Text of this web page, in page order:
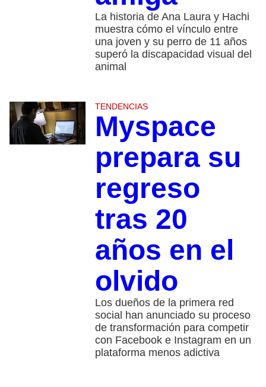
La historia de Ana Laura y Hachi
muestra cómo el vínculo entre
una joven y su perro de 11 años
superó la discapacidad visual del
animal
TENDENCIAS
Myspace
prepara su
regreso
tras 20
años en el
olvido
Los dueños de la primera red
social han anunciado su proceso
de transformación para competir
con Facebook e Instagram en un
plataforma menos adictiva